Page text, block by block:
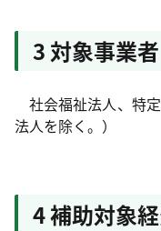
3 対象事業者
社会福祉法人、特
法人を除く。）
4 補助対象